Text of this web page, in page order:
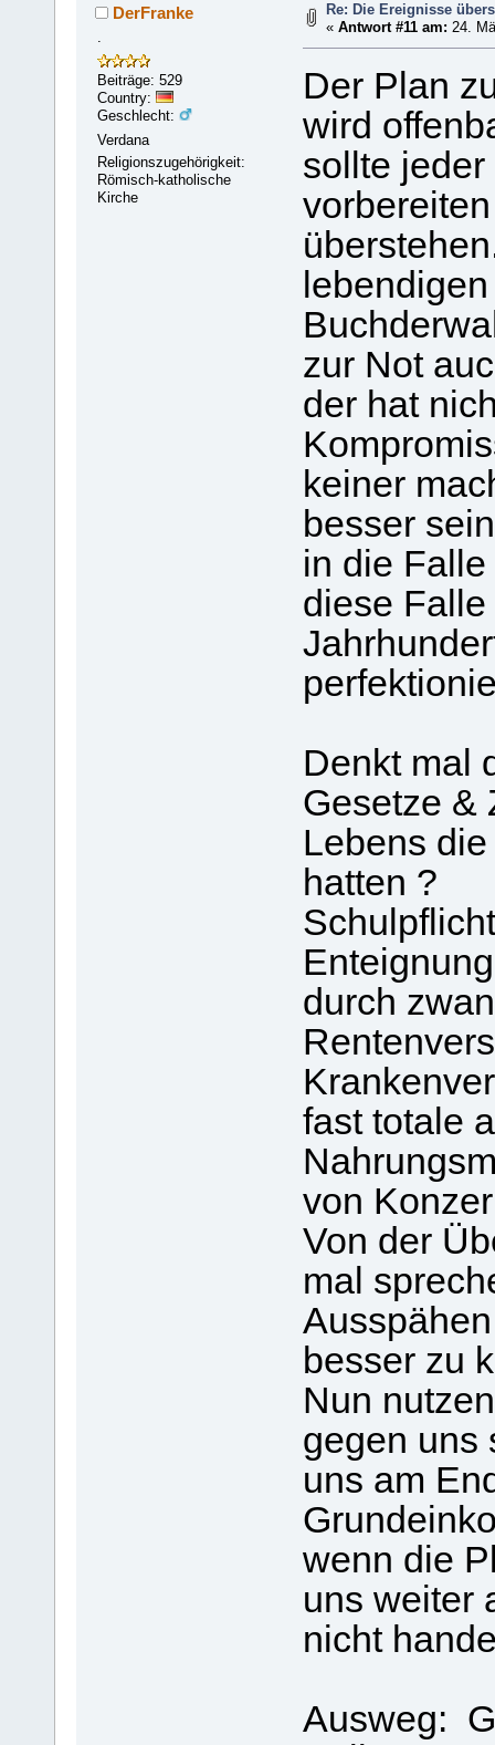
DerFranke
.
Beiträge: 529
Country:
Geschlecht:
Verdana
Religionszugehörigkeit:
Römisch-katholische
Kirche
Re: Die Ereignisse
«Antwort #11 am: 24.
Der Plan
wird
sollte
zur Not
der hat
keiner
besser
in die
diese
Denkt mal
Gesetze &
Lebens
hatten ?
durch
fast totale
von
Von der
mal
besser zu
Nun
gegen uns
uns am
wenn die
uns weiter
nicht
Ausweg: